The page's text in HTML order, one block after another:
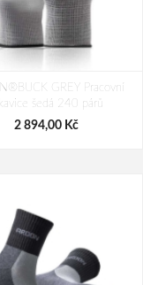
GREY Pracovní
šedá 240 párů
2 894,00 Kč